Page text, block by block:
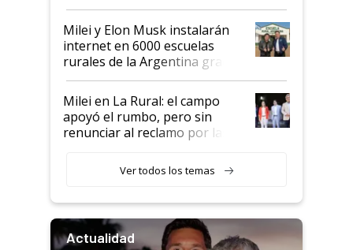
Milei y Elon Musk instalarán
internet en 6000 escuelas
rurales de la Argentina gracias
a un acuerdo con Starlink
Milei en La Rural: el campo
apoyó el rumbo, pero sin
renunciar al reclamo por las
Ver todos los temas
Actualidad